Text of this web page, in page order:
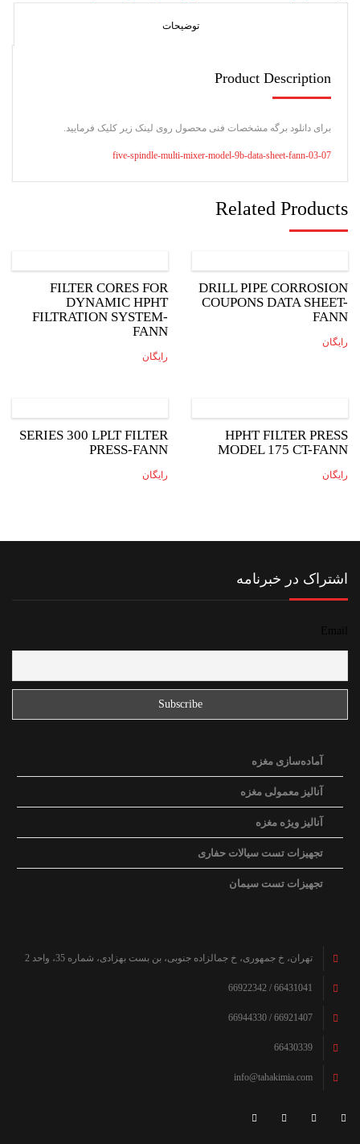
توضیحات
Product Description
برای دانلود برگه مشخصات فنی محصول روی لینک زیر کلیک فرمایید.
03-07-five-spindle-multi-mixer-model-9b-data-sheet-fann
Related Products
DRILL PIPE CORROSION
COUPONS DATA SHEET-
FANN
رایگان
FILTER CORES FOR
DYNAMIC HPHT
FILTRATION SYSTEM-
FANN
رایگان
HPHT FILTER PRESS
MODEL 175 CT-FANN
رایگان
SERIES 300 LPLT FILTER
PRESS-FANN
رایگان
اشتراک در خبرنامه
آماده‌سازی مغزه
آنالیز معمولی مغزه
آنالیز ویژه مغزه
تجهیزات تست سیالات حفاری
تجهیزات تست سیمان
تهران، خ جمهوری، خ جمالزاده جنوبی، بن بست بهزادی، شماره 35، واحد 2
66431041 / 66922342
66921407 / 66944330
66430339
info@tahakimia.com